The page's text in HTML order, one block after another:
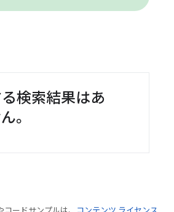
検索結果はあ
。